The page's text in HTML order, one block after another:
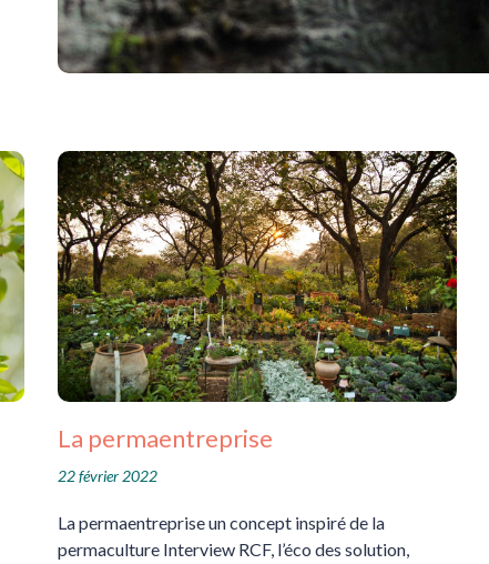
La permaentreprise
22 février 2022
La permaentreprise un concept inspiré de la
permaculture Interview RCF, l’éco des solution,